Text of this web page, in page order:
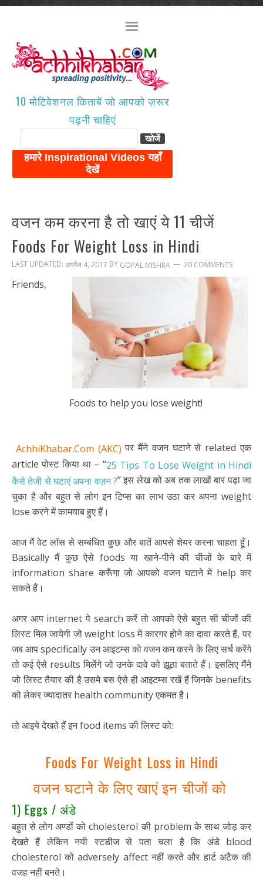
10 मोटिवेशनल किताबें जो आपको ज़रूर
पढ़नी चाहिएं
वजन कम करना है तो खाएं ये 11 चीजें
Foods For Weight Loss in Hindi
LAST UPDATED: अप्रैल 4, 2017 BY GOPAL MISHRA 20 COMMENTS
Foods to help you lose weight!
Friends,
AchhiKhabar.Com (AKC) पर मैंने वजन घटाने से related एक
article पोस्ट किया था – “25 Tips To Lose Weight in Hindi
कैसे तेजी से घटाएं अपना वज़न ?” इस लेख को अब तक लाखों बार पढ़ा जा
चुका है और बहुत से लोग इन टिप्स का लाभ उठा कर अपना weight
lose करने में कामयाब हुए हैं।
आज मैं वेट लॉस से सम्बंधित कुछ और बातें आपसे शेयर करना चाहता हूँ।
Basically मैं कुछ ऐसे foods या खाने-पीने की चीजों के बारे में
information share करूँगा जो आपको वजन घटाने में help कर
सकते हैं।
अगर आप internet पे search करें तो आपको ऐसे बहुत सी चीजों की
लिस्ट मिल जायेगी जो weight loss में कारगर होने का दावा करते हैं, पर
जब आप specifically उन आइटम्स को वजन कम करने के लिए सर्च करेंगे
तो कई ऐसे results मिलेंगे जो उनके दावे को झूठा बताते हैं। इसलिए मैंने
जो लिस्ट तैयार की है उसमे बस ऐसे ही आइटम्स रखें हैं जिनके benefits
को लेकर ज्यादातर health community एकमत है।
तो आइये देखते हैं इन food items की लिस्ट को:
Foods For Weight Loss in Hindi
वजन घटाने के लिए खाएं इन चीजों को
1) Eggs / अंडे
बहुत से लोग अण्डों को cholesterol की problem के साथ जोड़ कर
देखते हैं लेकिन नयी स्टडीज से पता चला है कि अंडे blood
cholesterol को adversely affect नहीं करते और हार्ट अटैक की
वजह नहीं बनते।